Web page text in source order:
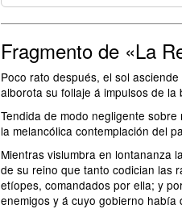
Fragmento de «La
Poco rato después, el sol
alborota su follaje á impulsos de
Tendida de modo negligente
la melancólica contemplación del
Mientras vislumbra en lontananza
de su reino que tanto codician las
etíopes, comandados por ella; y
enemigos y á cuyo gobierno